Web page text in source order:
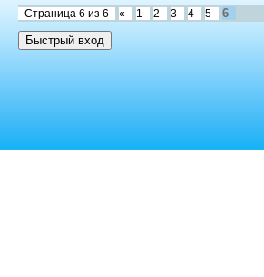
Страница 6 из 6 « 1 2 3 4 5 6